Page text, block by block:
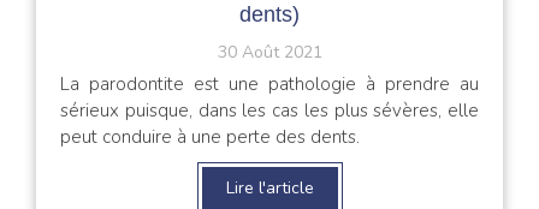
dents)
30 Août 2021
La parodontite est une pathologie à prendre au
sérieux puisque, dans les cas les plus sévères, elle
peut conduire à une perte des dents.
Lire l'article